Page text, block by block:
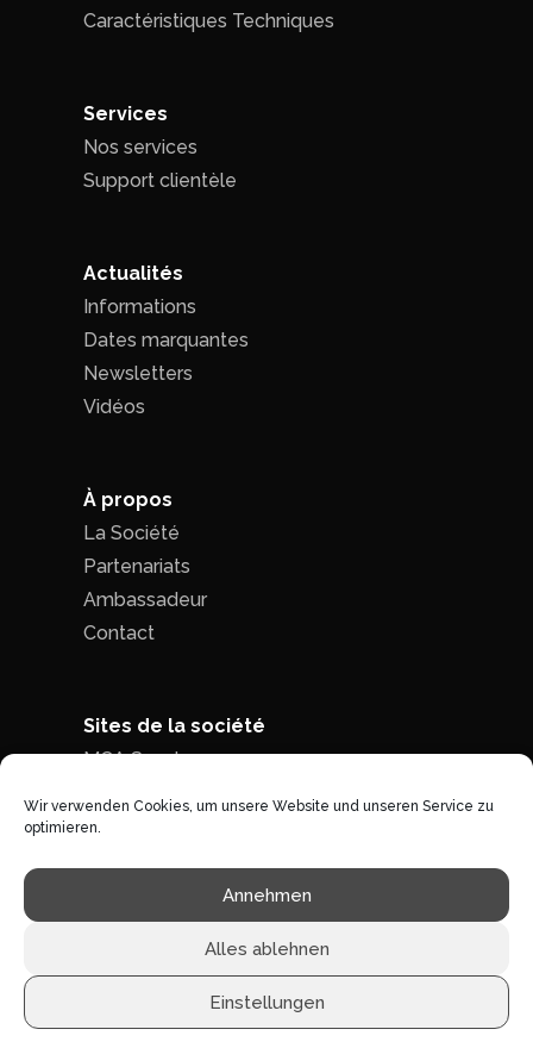
Wir verwenden Cookies, um unsere Website und unseren Service zu
optimieren.
Annehmen
Alles ablehnen
Einstellungen
Caractéristiques Techniques
Services
Nos services
Support clientèle
Actualités
Informations
Dates marquantes
Newsletters
Vidéos
À propos
La Société
Partenariats
Ambassadeur
Contact
Sites de la société
MCA Seed
Politique de confidentialité|Conditions
générales de ventes
©1996 - 2026 MCA-concept -